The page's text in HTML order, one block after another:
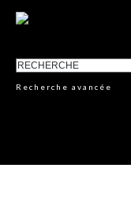
Recherche avancée